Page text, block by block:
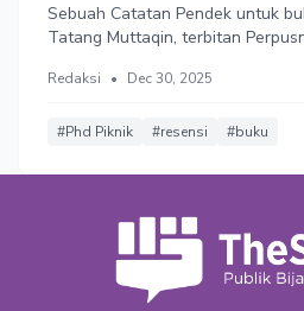
Sebuah Catatan Pendek untuk
Tatang Muttaqin, terbitan
Redaksi • Dec 30, 2025
#Phd Piknik #resensi #buku